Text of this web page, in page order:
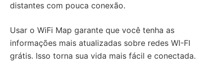
distantes com pouca conexão.
Usar o WiFi Map garante que você tenha as
informações mais atualizadas sobre redes WI-FI
grátis. Isso torna sua vida mais fácil e conectada.